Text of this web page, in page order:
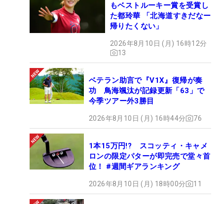
もベストルーキー賞を受賞し
た都玲華 「北海道すきだなー
帰りたくない」
2026年8月10日 (月) 16時12分
13
ベテラン助言で『V1X』復帰が奏
功 鳥海颯汰が記録更新「63」で
今季ツアー外3勝目
2026年8月10日 (月) 16時44分 76
1本15万円!? スコッティ・キャメ
ロンの限定パターが即完売で堂々首
位！ #週間ギアランキング
2026年8月10日 (月) 18時00分 11